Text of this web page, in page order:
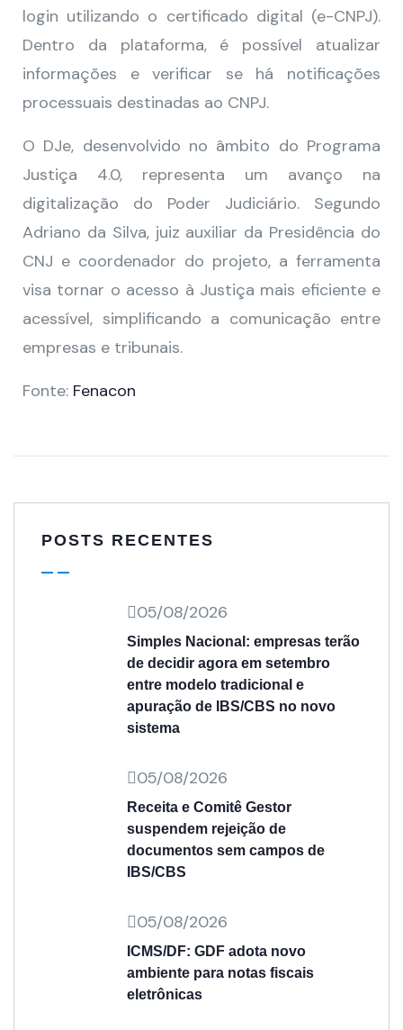
login utilizando o certificado digital (e-CNPJ).
Dentro da plataforma, é possível atualizar
informações e verificar se há notificações
processuais destinadas ao CNPJ.
O DJe, desenvolvido no âmbito do Programa
Justiça 4.0, representa um avanço na
digitalização do Poder Judiciário. Segundo
Adriano da Silva, juiz auxiliar da Presidência do
CNJ e coordenador do projeto, a ferramenta
visa tornar o acesso à Justiça mais eficiente e
acessível, simplificando a comunicação entre
empresas e tribunais.
Fonte: Fenacon
POSTS RECENTES
05/08/2026
Simples Nacional: empresas terão
de decidir agora em setembro
entre modelo tradicional e
apuração de IBS/CBS no novo
sistema
05/08/2026
Receita e Comitê Gestor
suspendem rejeição de
documentos sem campos de
IBS/CBS
05/08/2026
ICMS/DF: GDF adota novo
ambiente para notas fiscais
eletrônicas